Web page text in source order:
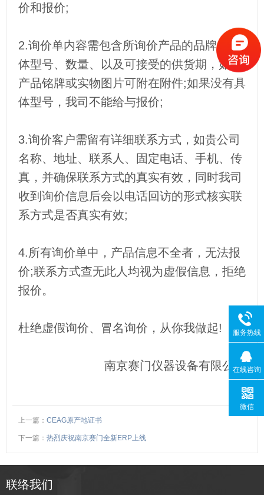
价和报价;
2.询价单内容需包含所询价产品的品牌、具
体型号、数量、以及可接受的供货期，如有
产品铭牌或实物图片可附在附件;如果没有具
体型号，我司不能给与报价;
3.询价客户需留有详细联系方式，如贵公司
名称、地址、联系人、固定电话、手机、传
真，并确保联系方式的真实有效，同时我司
收到询价信息后会以电话回访的形式核实联
系方式是否真实有效;
4.所有询价单中，产品信息不全者，无法报
价;联系方式查无此人均视为虚假信息，拒绝
报价。
杜绝虚假询价、冒名询价，从你我做起!
南京赛门仪器设备有限公司
上一篇： CEAG原产地证书
下一篇： 热烈庆祝南京赛门全新ERP上线
联络我们
服务热线
在线咨询
微信